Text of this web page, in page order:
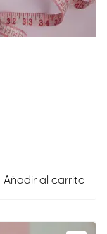
Añadir al carrito